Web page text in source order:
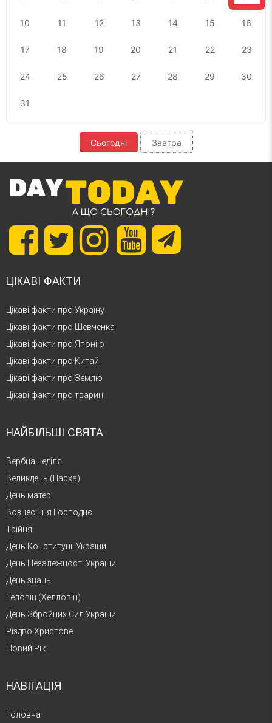
10 11 12 13 14 15 16
17 18 19 20 21 22 23
24 25 26 27 28 29 30
31
Сьогодні Завтра
ЦІКАВІ ФАКТИ
Цікаві факти про Україну
Цікаві факти про Шевченка
Цікаві факти про Японію
Цікаві факти про Китай
Цікаві факти про Землю
Цікаві факти про тварин
НАЙБІЛЬШІ СВЯТА
Вербна неділя
Великдень (Пасха)
День матері
Вознесіння Господнє
Трійця
День Конституції України
День Незалежності України
День знань
Геловін (Хелловін)
День Збройних Сил України
Різдво Христове
Новий Рік
НАВІГАЦІЯ
Головна